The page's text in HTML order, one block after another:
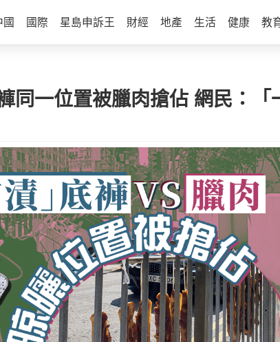
國 國際 星島申訴王 財經 地產 生活 健康 教
一位置被臘肉搶佔 網民：「